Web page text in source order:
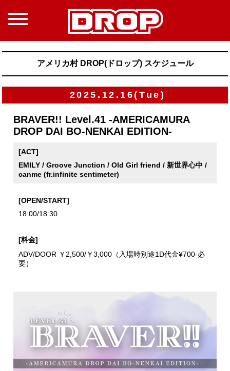
アメリカ村 DROP(ドロップ) スケジュール
2025.12.16(Tue)
BRAVER!! Level.41 -AMERICAMURA
DROP DAI BO-NENKAI EDITION-
[ACT]
EMILY / Groove Junction / Old Girl friend / 新世界心中 /
canme (fr.infinite sentimeter)
[OPEN/START]
18:00/18:30
[料金]
ADV/DOOR ￥2,500/￥3,000（入場時別途1D代金¥700-必
要）